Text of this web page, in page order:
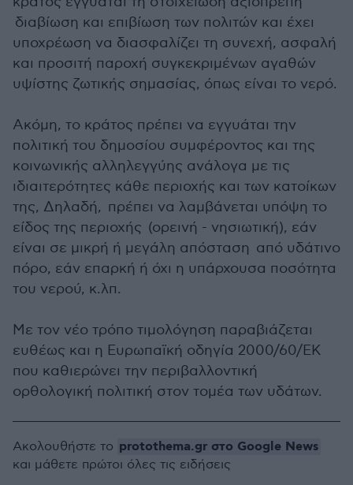
διαβίωση και επιβίωση των πολιτών και έχει
υποχρέωση να διασφαλίζει τη συνεχή, ασφαλή
και προσιτή παροχή συγκεκριμένων αγαθών
υψίστης ζωτικής σημασίας, όπως είναι το νερό.
Ακόμη, το κράτος πρέπει να εγγυάται την
πολιτική του δημοσίου συμφέροντος και της
κοινωνικής αλληλεγγύης ανάλογα με τις
ιδιαιτερότητες κάθε περιοχής και των κατοίκων
της, Δηλαδή, πρέπει να λαμβάνεται υπόψη το
είδος της περιοχής (ορεινή - νησιωτική), εάν
είναι σε μικρή ή μεγάλη απόσταση από υδάτινο
πόρο, εάν επαρκή ή όχι η υπάρχουσα ποσότητα
του νερού, κ.λπ.
Με τον νέο τρόπο τιμολόγηση παραβιάζεται
ευθέως και η Ευρωπαϊκή οδηγία 2000/60/ΕΚ
που καθιερώνει την περιβαλλοντική
ορθολογική πολιτική στον τομέα των υδάτων.
Ακολουθήστε το protothema.gr στο Google News
και μάθετε πρώτοι όλες τις ειδήσεις